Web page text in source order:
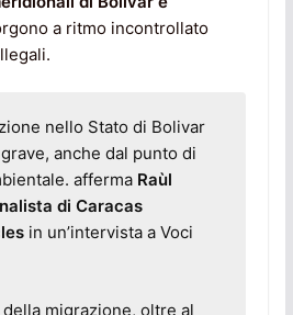
a ritmo incontrollato
nello Stato di Bolivar
anche dal punto di
afferma Raùl
di Caracas
in un’intervista a Voci
della migrazione, oltre al